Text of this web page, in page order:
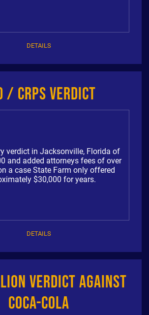
DETAILS
/ CRPS Verdict
verdict in Jacksonville, Florida of
and added attorneys fees of over
a case State Farm only offered
$30,000 for years.
DETAILS
Verdict Against
Coca-Cola